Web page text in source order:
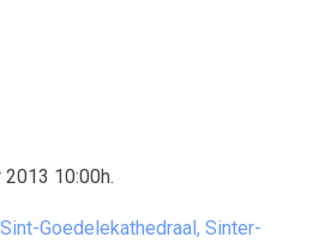
2013 10:00h.
Goedelekathedraal, Sinter-